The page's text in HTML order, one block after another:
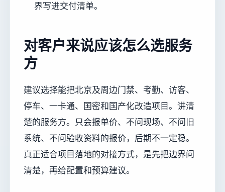
界写进交付清单。
对客户来说应该怎么选服务
方
建议选择能把北京及周边门禁、考勤、访客、
停车、一卡通、国密和国产化改造项目。讲清
楚的服务方。只会报单价、不问现场、不问旧
系统、不问验收资料的报价，后期不一定稳。
真正适合项目落地的对接方式，是先把边界问
清楚，再给配置和预算建议。